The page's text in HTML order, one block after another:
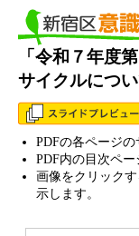
「令和７年度
サイクルにつ
PDFの各ページ
PDF内の目次ペ
画像をクリック
示します。